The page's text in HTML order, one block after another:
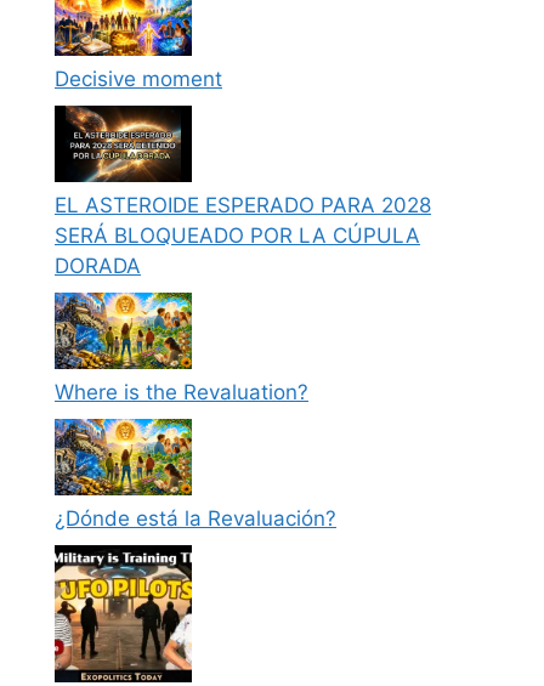
Decisive moment
EL ASTEROIDE ESPERADO PARA 2028
SERÁ BLOQUEADO POR LA CÚPULA
DORADA
Where is the Revaluation?
¿Dónde está la Revaluación?